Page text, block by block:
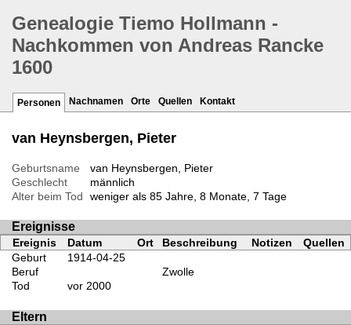
Genealogie Tiemo Hollmann -
Nachkommen von Andreas Rancke
1600
Personen Nachnamen Orte Quellen Kontakt
van Heynsbergen, Pieter
Geburtsname
van Heynsbergen, Pieter
Geschlecht
männlich
Alter beim Tod
weniger als 85 Jahre, 8 Monate, 7 Tage
Ereignisse
Ereignis Datum Ort Beschreibung Notizen
Quellen
Geburt
1914-04-25
Beruf
Zwolle
Tod
vor 2000
Eltern